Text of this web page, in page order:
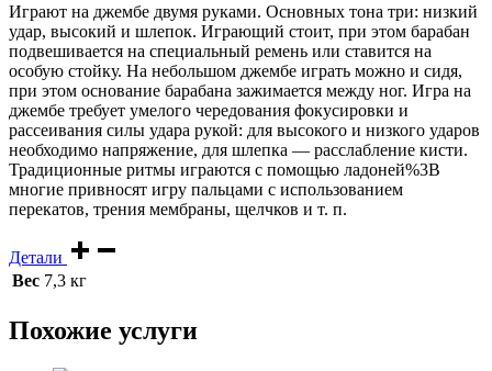
Играют на джембе двумя руками. Основных тона три: низкий
удар, высокий и шлепок. Играющий стоит, при этом барабан
подвешивается на специальный ремень или ставится на
особую стойку. На небольшом джембе играть можно и сидя,
при этом основание барабана зажимается между ног. Игра на
джембе требует умелого чередования фокусировки и
рассеивания силы удара рукой: для высокого и низкого ударов
необходимо напряжение, для шлепка — расслабление кисти.
Традиционные ритмы играются с помощью ладоней%3B
многие привносят игру пальцами с использованием
перекатов, трения мембраны, щелчков и т. п.
Детали
Вес 7,3 кг
Похожие услуги